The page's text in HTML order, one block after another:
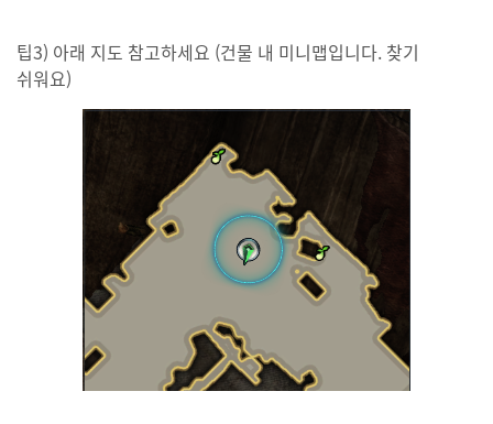
팁3) 아래 지도 참고하세요 (건물 내 미니맵입니다. 찾기
쉬워요)